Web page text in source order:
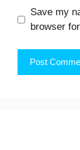
Save my
browser